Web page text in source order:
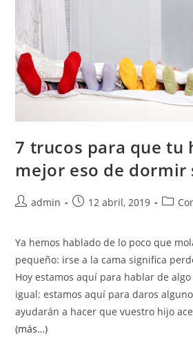
7 trucos para que tu
mejor eso de dormir
admin 12 abril, 2019
Ya hemos hablado de lo poco que
pequeño: irse a la cama significa
Hoy estamos aquí para hablar de
igual: estamos aquí para daros
ayudarán a hacer que vuestro hijo
(más…)